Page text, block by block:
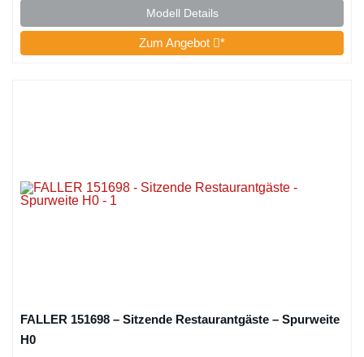
Modell Details
Zum Angebot *
FALLER 151698 – Sitzende Restaurantgäste – Spurweite
H0